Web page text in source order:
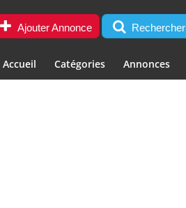
Ajouter Annonce Rechercher
Accueil Catégories Annonces